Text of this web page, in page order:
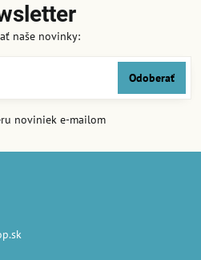
naše novinky:
Odoberať
noviniek e-mailom